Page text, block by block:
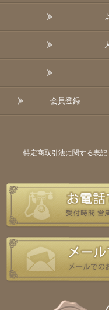
会員登録
特定商取引法に関する表記